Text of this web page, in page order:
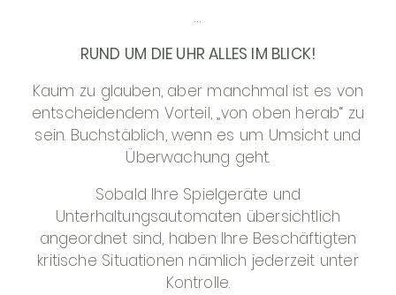
…
RUND UM DIE UHR ALLES IM BLICK!
Kaum zu glauben, aber manchmal ist es von
entscheidendem Vorteil, „von oben herab“ zu
sein. Buchstäblich, wenn es um Umsicht und
Überwachung geht.
Sobald Ihre Spielgeräte und
Unterhaltungsautomaten übersichtlich
angeordnet sind, haben Ihre Beschäftigten
kritische Situationen nämlich jederzeit unter
Kontrolle.